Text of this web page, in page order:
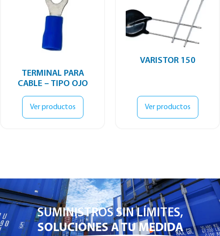
TERMINAL PARA
CABLE – TIPO OJO
Ver productos
VARISTOR 150
Ver productos
SUMINISTROS SIN LÍMITES,
SOLUCIONES A TU MEDIDA